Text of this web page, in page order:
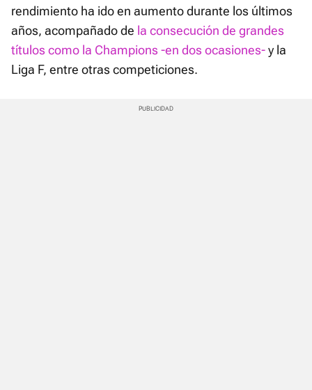
rendimiento ha ido en aumento durante los últimos
años, acompañado de la consecución de grandes
títulos como la Champions -en dos ocasiones-y la
Liga F, entre otras competiciones.